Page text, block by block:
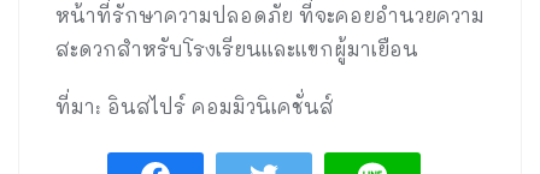
หน้าที่รักษาความปลอดภัย ที่จะคอยอำนวยความ
สะดวกสำหรับโรงเรียนและแขกผู้มาเยือน
ที่มา: อินสไปร์ คอมมิวนิเคชั่นส์